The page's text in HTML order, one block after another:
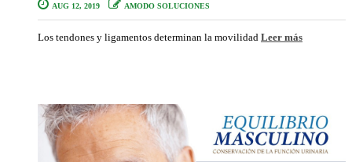
AUG 12, 2019 AMODO SOLUCIONES
Los tendones y ligamentos determinan la movilidad Leer más